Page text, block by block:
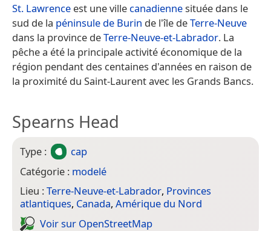
St. Lawrence est une ville canadiennesituée dans le
sud de la péninsule de Burin de l'île deTerre-Neuve
dans la province deTerre-Neuve-et-Labrador. La
pêche a été la principale activité économique de la
région pendant des centaines d'années en raison de
la proximité du Saint-Laurent avec les Grands Bancs.
Spearns Head
Type :
cap
Catégorie : modelé
Lieu :Terre-Neuve-et-Labrador, Provinces
atlantiques, Canada, Amérique du Nord
Voir sur Open­Street­Map